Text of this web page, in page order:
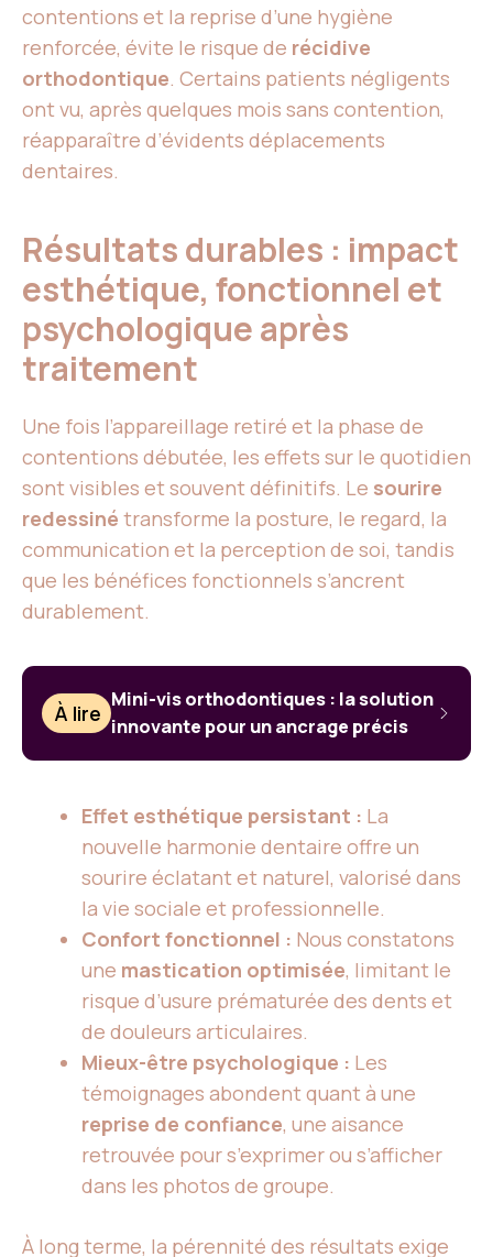
contentions et la reprise d’une hygiène
renforcée, évite le risque de récidive
orthodontique. Certains patients négligents
ont vu, après quelques mois sans contention,
réapparaître d’évidents déplacements
dentaires.
Résultats durables : impact
esthétique, fonctionnel et
psychologique après
traitement
Une fois l’appareillage retiré et la phase de
contentions débutée, les effets sur le quotidien
sont visibles et souvent définitifs. Le sourire
redessiné transforme la posture, le regard, la
communication et la perception de soi, tandis
que les bénéfices fonctionnels s’ancrent
durablement.
À lire
Mini-vis orthodontiques : la solution
innovante pour un ancrage précis
Effet esthétique persistant : La
nouvelle harmonie dentaire offre un
sourire éclatant et naturel, valorisé dans
la vie sociale et professionnelle.
Confort fonctionnel : Nous constatons
une mastication optimisée, limitant le
risque d’usure prématurée des dents et
de douleurs articulaires.
Mieux-être psychologique : Les
témoignages abondent quant à une
reprise de confiance, une aisance
retrouvée pour s’exprimer ou s’afficher
dans les photos de groupe.
À long terme, la pérennité des résultats exige